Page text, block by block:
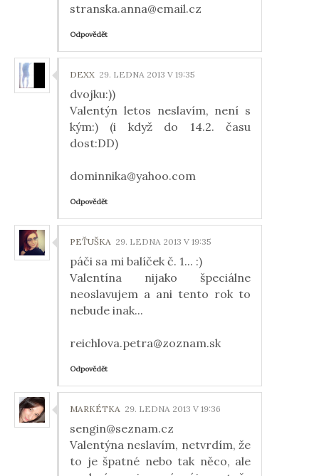
stranska.anna@email.cz
Odpovědět
DEXX 29. LEDNA 2013 V 19:35
dvojku:))
Valentýn letos neslavím, není s
kým:) (i když do 14.2. času
dost:DD)
dominnika@yahoo.com
Odpovědět
PEŤUŠKA 29. LEDNA 2013 V 19:35
páči sa mi balíček č. 1... :)
Valentína nijako špeciálne
neoslavujem a ani tento rok to
nebude inak...
reichlova.petra@zoznam.sk
Odpovědět
MARKÉTKA 29. LEDNA 2013 V 19:36
sengin@seznam.cz
Valentýna neslavím, netvrdím, že
to je špatné nebo tak něco, ale